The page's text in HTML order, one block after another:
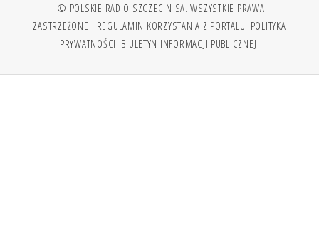
© POLSKIE RADIO SZCZECIN SA. WSZYSTKIE PRAWA
ZASTRZEŻONE. REGULAMIN KORZYSTANIA Z PORTALU POLITYKA
PRYWATNOŚCI BIULETYN INFORMACJI PUBLICZNEJ